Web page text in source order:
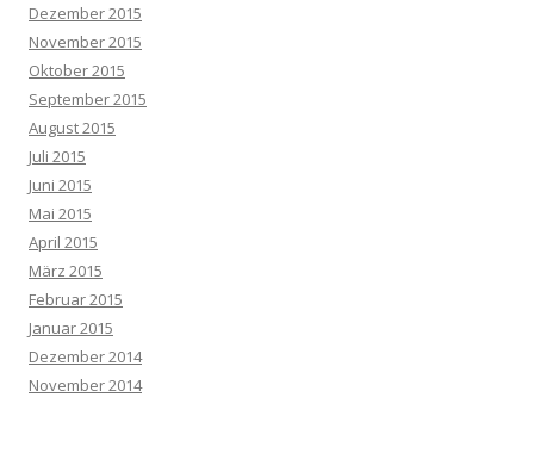
Dezember 2015
November 2015
Oktober 2015
September 2015
August 2015
Juli 2015
Juni 2015
Mai 2015
April 2015
März 2015
Februar 2015
Januar 2015
Dezember 2014
November 2014